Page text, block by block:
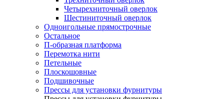
Четырехниточный оверлок
Шестиниточный оверлок
Одноигольные прямострочные
Остальное
П-образная платформа
Перемотка нити
Петельные
Плоскошовные
Подшивочные
Прессы для установки фурнитуры